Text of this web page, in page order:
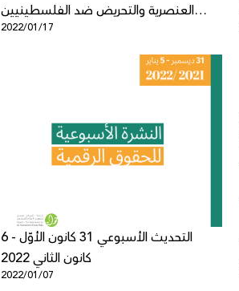
العنصرية والتحريض ضد الفلسطينيين
والعرب خلال العام
2022/01/17
التحديث الأسبوعي 31 كانون الأوّل - 6
كانون الثاني 2022
2022/01/07